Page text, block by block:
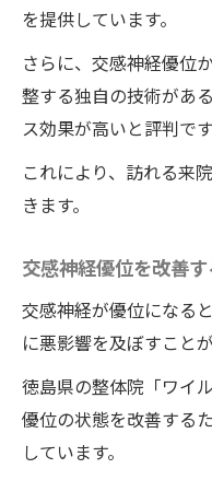
を提供しています。
さらに、交感神経優位
整する独自の技術があ
ス効果が高いと評判です
これにより、訪れる来
きます。
交感神経優位を改善
交感神経が優位になる
に悪影響を及ぼすこと
徳島県の整体院「ワイ
優位の状態を改善する
しています。